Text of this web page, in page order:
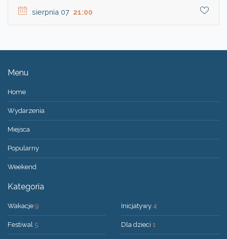
sierpnia 07 21:00
Menu
Home
Wydarzenia
Miejsca
Popularny
Weekend
Kategoria
Wakacje 9
Festiwal 5
Inicjatywy 4
Dla dzieci 1